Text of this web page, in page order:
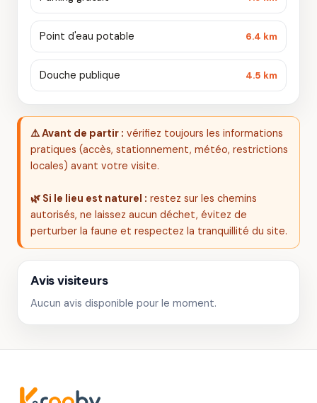
Point d'eau potable 6.4 km
Douche publique 4.5 km
⚠️ Avant de partir : vérifiez toujours les informations
pratiques (accès, stationnement, météo, restrictions
locales) avant votre visite.
🌿 Si le lieu est naturel : restez sur les chemins
autorisés, ne laissez aucun déchet, évitez de
perturber la faune et respectez la tranquillité du site.
Avis visiteurs
Aucun avis disponible pour le moment.